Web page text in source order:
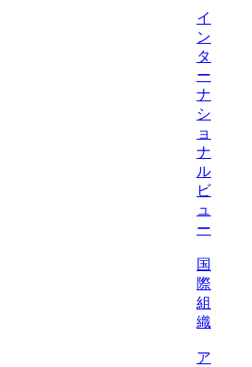
イ
ン
タ
ー
ナ
シ
ョ
ナ
ル
ビ
ュ
ー
国
際
組
織
ア